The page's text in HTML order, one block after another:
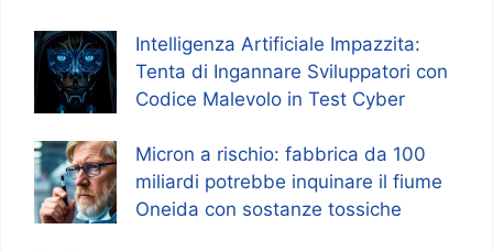
Intelligenza Artificiale Impazzita:
Tenta di Ingannare Sviluppatori con
Codice Malevolo in Test Cyber
Micron a rischio: fabbrica da 100
miliardi potrebbe inquinare il fiume
Oneida con sostanze tossiche